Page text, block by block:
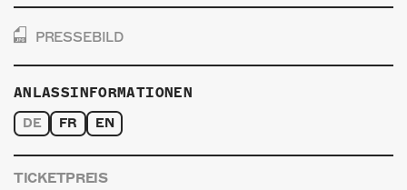
PRESSEBILD
ANLASSINFORMATIONEN
DE FR EN
TICKETPREIS